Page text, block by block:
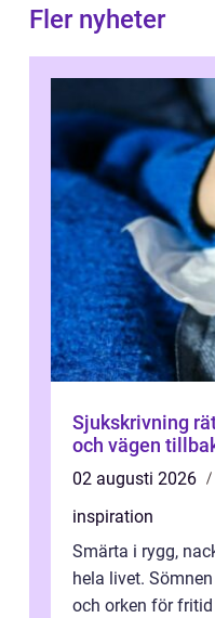
Fler nyheter
Sjukskrivning rättigheter, ersättning
och vägen
02 augusti 2026
inspiration
Smärta i rygg,
hela livet.
och orken för